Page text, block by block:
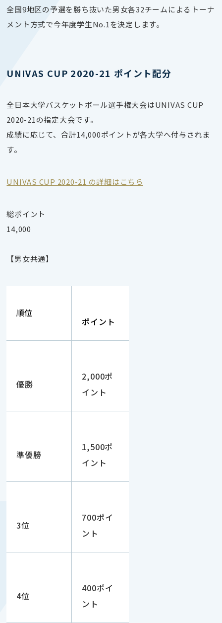
全国9地区の予選を勝ち抜いた男女各32チームによるトーナ
メント方式で今年度学生No.1を決定します。
UNIVAS CUP 2020-21 ポイント配分
全日本大学バスケットボール選手権大会はUNIVAS CUP
2020-21の指定大会です。
成績に応じて、合計14,000ポイントが各大学へ付与されま
す。
UNIVAS CUP 2020-21 の詳細はこちら
総ポイント
14,000
【男女共通】
順位
ポイント
優勝
2,000ポ
イント
準優勝
1,500ポ
イント
3位
700ポイ
ント
4位
400ポイ
ント